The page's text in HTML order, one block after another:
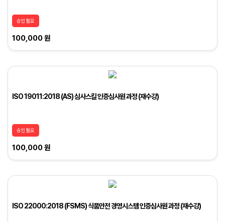
승인필요
100,000 원
ISO 19011:2018 (AS) 심사스킬 인증심사원 과정 (재수강)
승인필요
100,000 원
ISO 22000:2018 (FSMS) 식품안전 경영시스템 인증심사원 과정 (재수강)